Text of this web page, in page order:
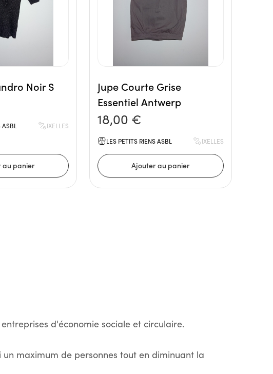
Noir S
ASBL IXELLES
Jupe Courte Grise
Essentiel Antwerp
18,00 €
LES PETITS RIENS ASBL IXELLES
d'économie sociale et circulaire.
maximum de personnes tout en diminuant la